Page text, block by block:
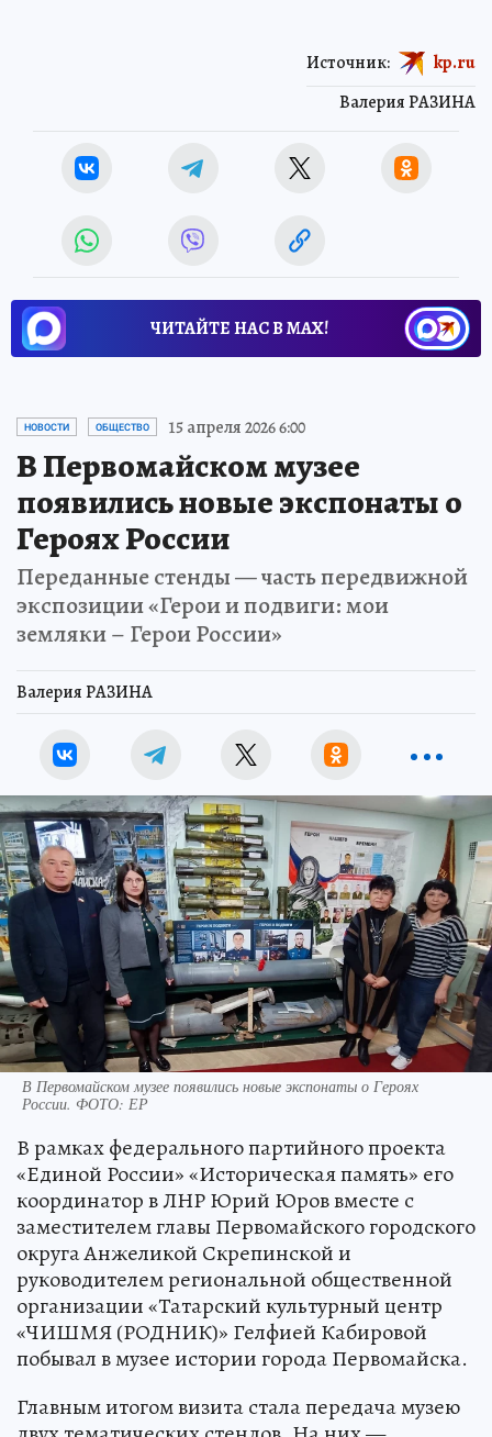
Валерия РАЗИНА
Источник: kp.ru
ЧИТАЙТЕ НАС В МАХ!
НОВОСТИ ОБЩЕСТВО 15 апреля 2026 6:00
В Первомайском музее
появились новые экспонаты о
Героях России
Переданные стенды — часть передвижной
экспозиции «Герои и подвиги: мои
земляки – Герои России»
Валерия РАЗИНА
В Первомайском музее появились новые экспонаты о Героях
России. ФОТО: ЕР
В рамках федерального партийного проекта
«Единой России» «Историческая память» его
координатор в ЛНР Юрий Юров вместе с
заместителем главы Первомайского городского
округа Анжеликой Скрепинской и
руководителем региональной общественной
организации «Татарский культурный центр
«ЧИШМЯ (РОДНИК)» Гелфией Кабировой
побывал в музее истории города Первомайска.
Главным итогом визита стала передача музею